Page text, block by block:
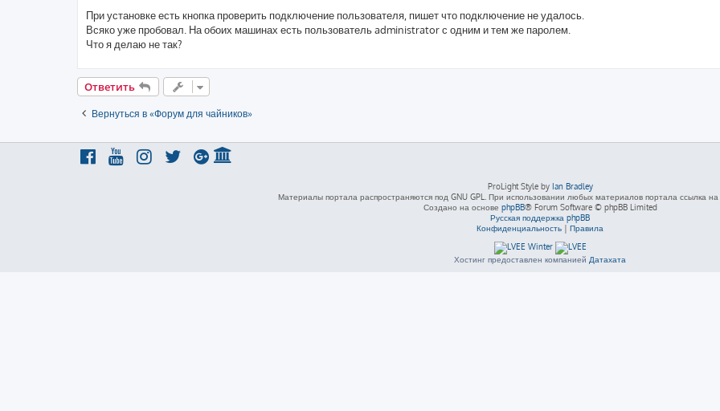
е
При установке есть кнопка проверить подключение пользователя, пишет что подключение не удалось.
Всяко уже пробовал. На обоих машинах есть пользователь administrator с одним и тем же паролем.
Что я делаю не так?
Ответить
Вернуться в «Форум для чайников»
ProLight Style by Ian Bradley
Материалы портала распространяются под GNU GPL. При использовании любых материалов портала ссылка на
Создано на основе phpBB® Forum Software © phpBB Limited
Русская поддержка phpBB
Конфиденциальность | Правила
Хостинг предоставлен компанией Датахата